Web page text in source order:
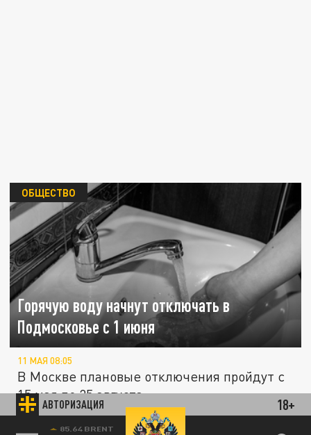
АВТОРИЗАЦИЯ 18+
Горячую воду начнут отключать в
Подмосковье с 1 июня
ОБЩЕСТВО
11 МАЯ 08:05
В Москве плановые отключения пройдут с
15 мая по 25 августа.